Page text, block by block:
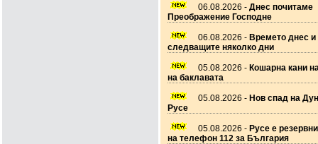
06.08.2026 - Днес почитаме
Преображение Господне
06.08.2026 - Времето днес и
следващите няколко дни
05.08.2026 - Кошарна кани
на баклавата
05.08.2026 - Нов спад на
Русе
05.08.2026 - Русе е
на телефон 112 за България